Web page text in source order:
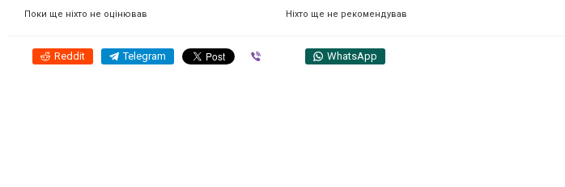
Поки ще ніхто не оцінював Ніхто ще не рекомендував
Reddit Telegram WhatsApp